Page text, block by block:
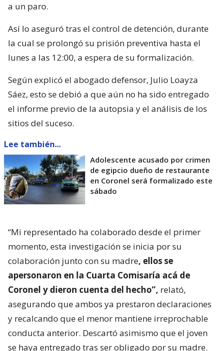
a un paro.
Así lo aseguró tras el control de detención, durante
la cual se prolongó su prisión preventiva hasta el
lunes a las 12:00, a espera de su formalización.
Según explicó el abogado defensor, Julio Loayza
Sáez, esto se debió a que aún no ha sido entregado
el informe previo de la autopsia y el análisis de los
sitios del suceso.
Lee también...
Adolescente acusado por crimen
de egipcio dueño de restaurante
en Coronel será formalizado este
sábado
“Mi representado ha colaborado desde el primer
momento, esta investigación se inicia por su
colaboración junto con su madre, ellos se
apersonaron en la Cuarta Comisaría acá de
Coronel y dieron cuenta del hecho”, relató,
asegurando que ambos ya prestaron declaraciones
y recalcando que el menor mantiene irreprochable
conducta anterior. Descartó asimismo que el joven
se haya entregado tras ser obligado por su madre.